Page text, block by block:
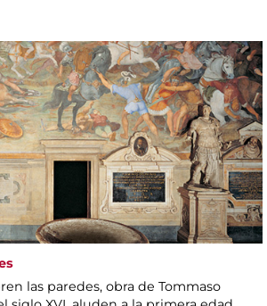
las paredes, obra de Tommaso